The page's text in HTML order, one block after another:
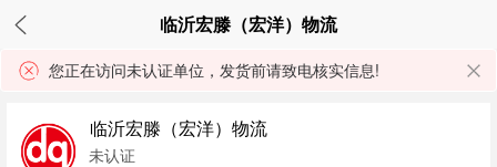
临沂宏滕（宏洋）物流
您正在访问未认证单位，发货前请致电核实信息!
临沂宏滕（宏洋）物流
未认证